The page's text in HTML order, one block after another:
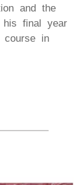
and the
final year
course in